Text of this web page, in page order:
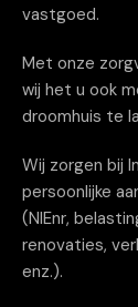
vastgoed.
Met onze
wij het u ook
droomhuis te
Wij zorgen bij
persoonlijke
(NIEnr,
renovaties,
enz.).